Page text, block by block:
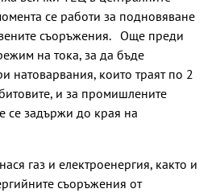
се работи за подновяване
съоръжения. Още преди
на тока, за да бъде
натоварвания, които траят по 2
и за промишлените
се задържи до края на
газ и електроенергия, както и
съоръжения от